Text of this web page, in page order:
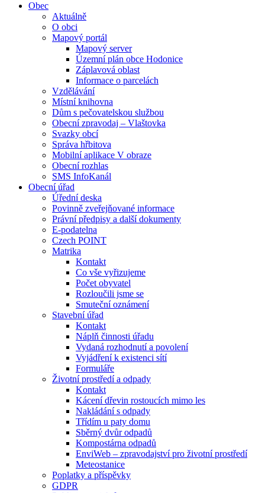
Obec
Aktuálně
O obci
Mapový portál
Mapový server
Územní plán obce Hodonice
Záplavová oblast
Informace o parcelách
Vzdělávání
Místní knihovna
Dům s pečovatelskou službou
Obecní zpravodaj – Vlaštovka
Svazky obcí
Správa hřbitova
Mobilní aplikace V obraze
Obecní rozhlas
SMS InfoKanál
Obecní úřad
Úřední deska
Povinně zveřejňované informace
Právní předpisy a další dokumenty
E-podatelna
Czech POINT
Matrika
Kontakt
Co vše vyřizujeme
Počet obyvatel
Rozloučili jsme se
Smuteční oznámení
Stavební úřad
Kontakt
Náplň činnosti úřadu
Vydaná rozhodnutí a povolení
Vyjádření k existenci sítí
Formuláře
Životní prostředí a odpady
Kontakt
Kácení dřevin rostoucích mimo les
Nakládání s odpady
Třídím u paty domu
Sběrný dvůr odpadů
Kompostárna odpadů
EnviWeb – zpravodajství pro životní prostředí
Meteostanice
Poplatky a příspěvky
GDPR